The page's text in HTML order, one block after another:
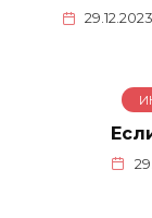
29.12.2023